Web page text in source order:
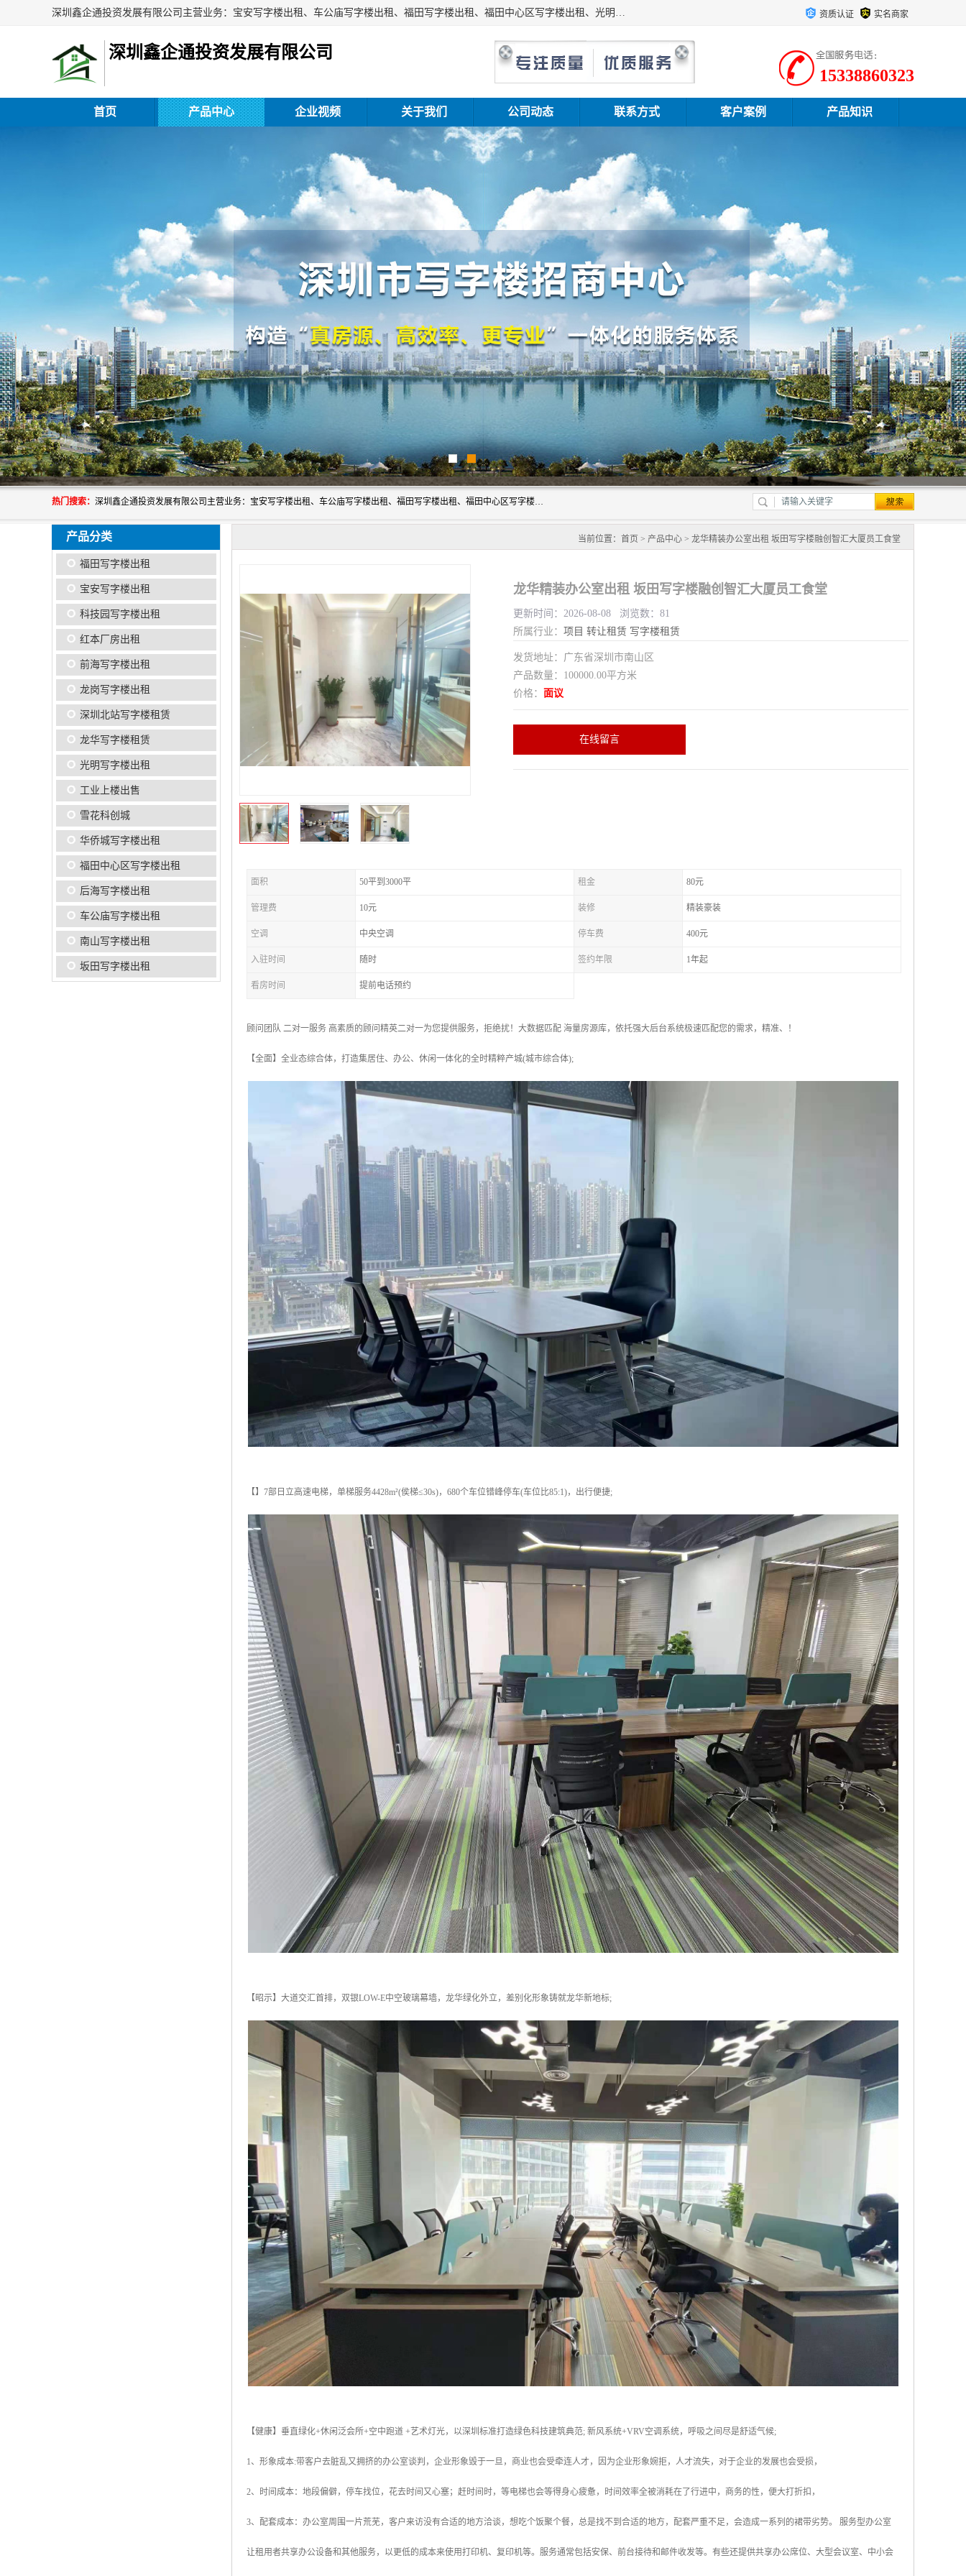
深圳鑫企通投资发展有限公司主营业务：宝安写字楼出租、车公庙写字楼出租、福田写字楼出租、福田中心区写字楼出租、光明写字楼出租、后海写字楼出租、科技园写字楼出租、南山写字楼出租等。公司专注为写字楼提供整体解决方案的化服务，依托于长期的写字楼线下运营经验和积累，以及丰富的互联网从业经验，拥有完善的服务架构体系、丰富的行业经验、与充分的销售资源。 资质认证 实名商家
深圳鑫企通投资发展有限公司
15338860323
首页 产品中心 企业视频 关于我们 公司动态 联系方式 客户案例 产品知识
热门搜索： 深圳鑫企通投资发展有限公司主营业务：宝安写字楼出租、车公庙写字楼出租、福田写字楼出租、福田中心区写字楼出租、光明写字楼出租、后海写字楼出租、科技园写字楼出租、南山写字楼出租等。公司专注为写字楼提供整体解决方案的化服务，依托于长期的写字楼线下运营经验和积累，以及丰富的互联网从业经验，拥有完善的服务架构体系、丰富的行业经验、与充分的销售资源。
产品分类
福田写字楼出租
宝安写字楼出租
科技园写字楼出租
红本厂房出租
前海写字楼出租
龙岗写字楼出租
深圳北站写字楼租赁
龙华写字楼租赁
光明写字楼出租
工业上楼出售
雪花科创城
华侨城写字楼出租
福田中心区写字楼出租
后海写字楼出租
车公庙写字楼出租
南山写字楼出租
坂田写字楼出租
当前位置： 首页 > 产品中心 > 龙华精装办公室出租 坂田写字楼融创智汇大厦员工食堂
龙华精装办公室出租 坂田写字楼融创智汇大厦员工食堂
更新时间：2026-08-08 浏览数：81
所属行业： 项目 转让租赁 写字楼租赁
发货地址：广东省深圳市南山区
产品数量：100000.00平方米
价格： 面议
在线留言
面积 50平到3000平 租金 80元
管理费 10元 装修 精装豪装
空调 中央空调 停车费 400元
入驻时间 随时 签约年限 1年起
看房时间 提前电话预约
顾问团队 二对一服务 高素质的顾问精英二对一为您提供服务，拒绝扰！大数据匹配 海量房源库，依托强大后台系统极速匹配您的需求，精准、！
【全面】全业态综合体，打造集居住、办公、休闲一体化的全时精粹产城(城市综合体);
【】7部日立高速电梯，单梯服务4428m²(侯梯≤30s)，680个车位错峰停车(车位比85:1)，出行便捷;
【昭示】大道交汇首排，双银LOW-E中空玻璃幕墙，龙华绿化外立，差别化形象铸就龙华新地标;
【健康】垂直绿化+休闲泛会所+空中跑道 +艺术灯光，以深圳标准打造绿色科技建筑典范; 新风系统+VRV空调系统，呼吸之间尽是舒适气候;
1、形象成本:带客户去脏乱又拥挤的办公室谈判，企业形象毁于一旦，商业也会受牵连人才，因为企业形象婉拒，人才流失，对于企业的发展也会受损，
2、时间成本：地段偏僻，停车找位，花去时间又心塞；赶时间时，等电梯也会等得身心疲惫，时间效率全被消耗在了行进中，商务的性，便大打折扣，
3、配套成本：办公室周围一片荒芜，客户来访没有合适的地方洽谈，想吃个饭聚个餐，总是找不到合适的地方，配套严重不足，会造成一系列的裙带劣势。 服务型办公室
让租用者共享办公设备和其他服务，以更低的成本来使用打印机、复印机等。服务通常包括安保、前台接待和邮件收发等。有些还提供共享办公席位、大型会议室、中小会